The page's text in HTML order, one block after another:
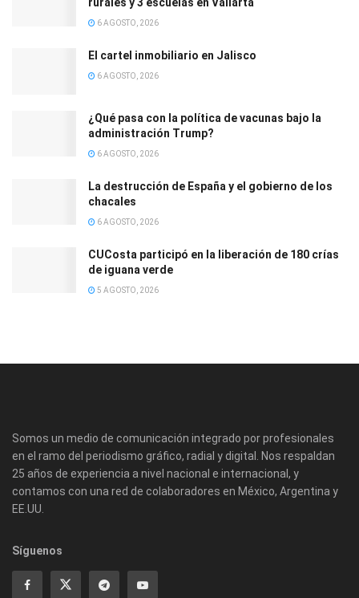
rurales y 3 escuelas en Vallarta
6 AGOSTO, 2026
El cartel inmobiliario en Jalisco
6 AGOSTO, 2026
¿Qué pasa con la política de vacunas bajo la
administración Trump?
6 AGOSTO, 2026
La destrucción de España y el gobierno de los
chacales
6 AGOSTO, 2026
CUCosta participó en la liberación de 180 crías
de iguana verde
5 AGOSTO, 2026
Somos un medio de comunicación integrado por profesionales
en el ramo del periodismo gráfico, radial y digital. Nos respaldan
25 años de experiencia a nivel nacional e internacional, y
contamos con una red de colaboradores en México, Argentina y
EE.UU.
Síguenos